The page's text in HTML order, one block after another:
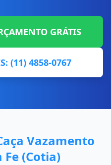
GRÁTIS
(11) 4858-0767
Vazamento
(Cotia)